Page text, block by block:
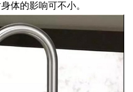
体的影响可不小。